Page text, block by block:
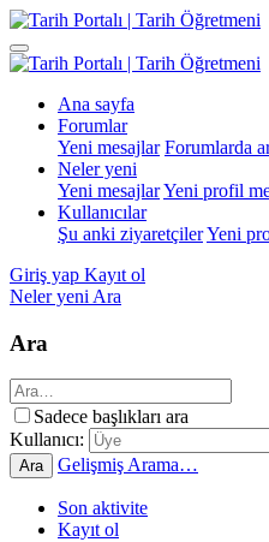
Ana sayfa
Forumlar
Yeni mesajlar Forumlarda
Neler yeni
Yeni mesajlarYeni profil
Kullanıcılar
Şu anki ziyaretçilerYeni
Giriş yap Kayıt ol
Neler yeni Ara
Ara
Sadece başlıkları ara
Kullanıcı:
Ara Gelişmiş Arama…
Son aktivite
Kayıt ol